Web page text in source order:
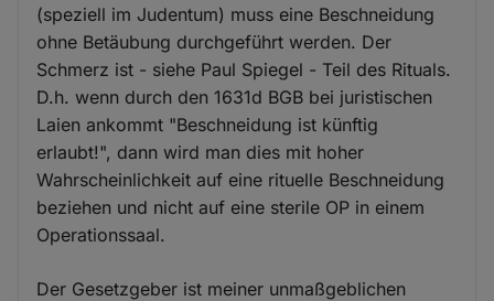
(speziell im Judentum) muss eine Beschneidung
ohne Betäubung durchgeführt werden. Der
Schmerz ist - siehe Paul Spiegel - Teil des Rituals.
D.h. wenn durch den 1631d BGB bei juristischen
Laien ankommt "Beschneidung ist künftig
erlaubt!", dann wird man dies mit hoher
Wahrscheinlichkeit auf eine rituelle Beschneidung
beziehen und nicht auf eine sterile OP in einem
Operationssaal.
Der Gesetzgeber ist meiner unmaßgeblichen